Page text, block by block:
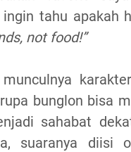
tahu apakah
not food!”
bunglon bisa
sahabat
suaranya diisi